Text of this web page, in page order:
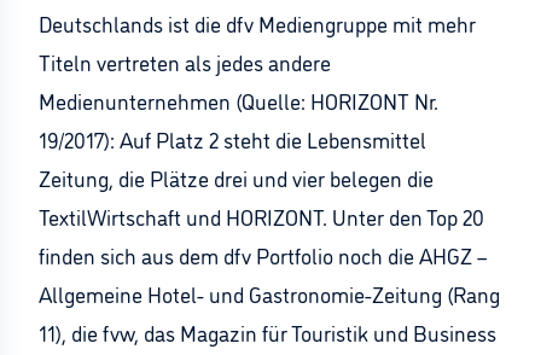
Deutschlands ist die dfv Mediengruppe mit mehr
Titeln vertreten als jedes andere
Medienunternehmen (Quelle: HORIZONT Nr.
19/2017): Auf Platz 2 steht die Lebensmittel
Zeitung, die Plätze drei und vier belegen die
TextilWirtschaft und HORIZONT. Unter den Top 20
finden sich aus dem dfv Portfolio noch die AHGZ –
Allgemeine Hotel- und Gastronomie-Zeitung (Rang
11), die fvw, das Magazin für Touristik und Business